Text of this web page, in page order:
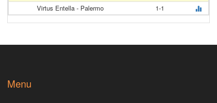
Virtus Entella - Palermo
1-1
Menu